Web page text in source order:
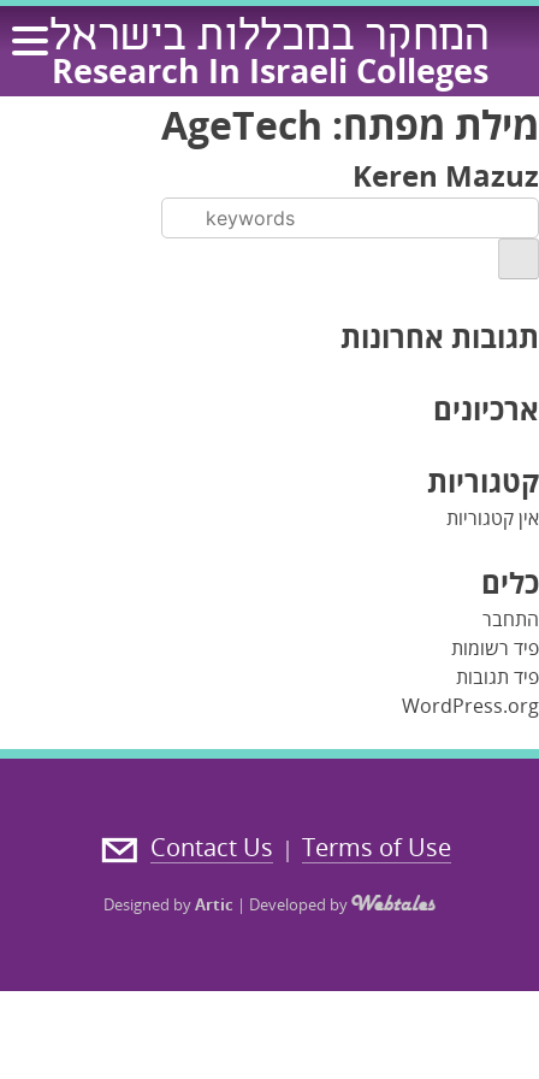
Skip
content
המחקר במכללות בישראל
Research In Israeli Colleges
מילת מפתח: AgeTech
Keren Mazuz
תגובות אחרונות
ארכיונים
קטגוריות
אין קטגוריות
כלים
התחבר
פיד רשומות
פיד תגובות
WordPress.org
Terms of Use
|
Contact Us
Designed byArtic | Developed by